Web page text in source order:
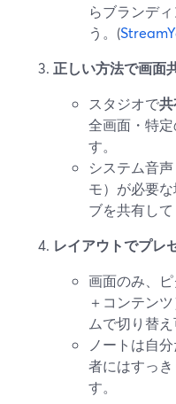
らブランデ
う。(
正しい方法で画面
スタジオで
全画面・特
す。
システム音
モ）が必要
ブを共有し
レイアウトでプレ
画面のみ、
＋コンテン
ムで切り替え
ノートは自
者にはすっ
す。